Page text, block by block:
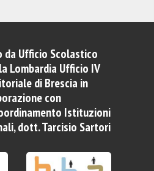
Ufficio Scolastico
Lombardia Ufficio IV
di Brescia in
con
Istituzioni
dott. Tarcisio Sartori